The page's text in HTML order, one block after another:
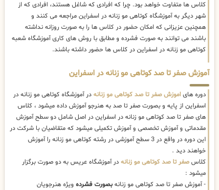
کلاس ها متفاوت خواهد بود. چرا که افرادی که شاغل هستند، افرادی که از
شهر دیگر به آموزشگاه کوتاهی مو زنانه در اسفراین مراجعه می کنند و
همچنین عزیزانی که امکان حضور در کلاس ها را به صورت روزانه نداشته
باشند می توانند به صورت فشرده و مطابق با روش های کاری آموزشگاه شعبه
کوتاهی مو زنانه در اسفراین در کلاس ها حضور داشته باشند.
آموزش صفر تا صد کوتاهی مو زنانه در اسفراین
دوره های اموزش صفر تا صد کوتاهی مو زنانه در آموزشگاه کوتاهی مو زنانه در
اسفراین از پایه و بصورت صفر تا صد به هنرجو آموزش داده میشود ، کلاس
های صفر تا صد کوتاهی مو زنانه در اسفراین در اصل شامل دو سطح آموزش
مقدماتی و آموزش تخصصی و آموزش تکمیلی میشود که متقاضیان با شرکت در
این دوره در واقع در 3 سطح آموزشی در رشته کوتاهی مو زنانه را آموزش
خواهند دید .
کلاسصفر تا صد کوتاهی مو زنانه در آموزشگاه عریس به دو صورت برگزار
میشود :
- آموزش صفر تا صد کوتاهی مو زنانهبصورت فشرده ویژه هنرجویان